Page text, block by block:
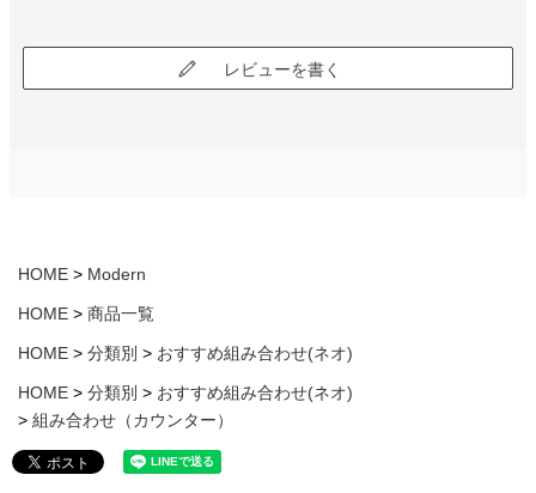
レビューを書く
HOME Modern
HOME 商品一覧
HOME 分類別 おすすめ組み合わせ(ネオ)
HOME 分類別
おすすめ組み合わせ(ネオ)
組み合わせ（カウンター）